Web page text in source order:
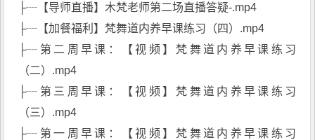
├┈【导师直播】木梵老师第二场直播答疑-.mp4
├┈【加餐福利】梵舞道内养早课练习（四）.mp4
├┈第二周早课：【视频】梵舞道内养早课练习
（二）.mp4
├┈第三周早课：【视频】梵舞道内养早课练习
（三）.mp4
├┈第一周早课：【视频】梵舞道内养早课练习